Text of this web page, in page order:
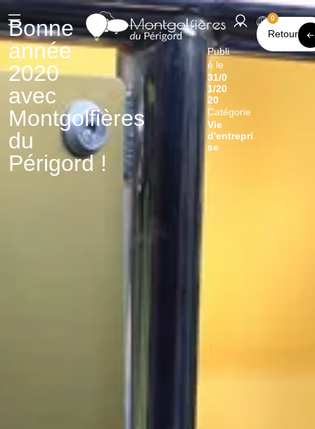
0
Bonne
année
2020
avec
Montgolfières
du
Périgord !
Publi
é le
31/0
1/20
20
Catégorie
Vie
d'entrepri
se
Retour